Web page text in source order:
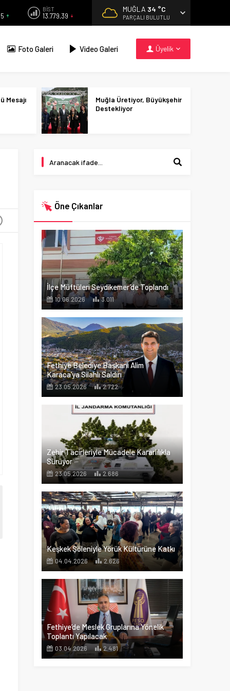
BİST
13.779,39
MUĞLA 34 °C
PARÇALI BULUTLU
Foto Galeri Video Galeri Üyelik
Mesajı
Muğla Üretiyor, Büyükşehir
Destekliyor
Öne Çıkanlar
İlçe Müftüleri Seydikemer’de Toplandı
10.06.2026 3.011
Fethiye Belediye Başkanı Alim
Karaca’ya Silahlı Saldırı
23.05.2026 2.722
Zehir Tacirleriyle Mücadele Kararlılıkla
Sürüyor
23.05.2026 2.686
Keşkek Şöleniyle Yörük Kültürüne Katkı
04.04.2026 2.626
Fethiye’de Meslek Gruplarına Yönelik
Toplantı Yapılacak
03.04.2026 2.481